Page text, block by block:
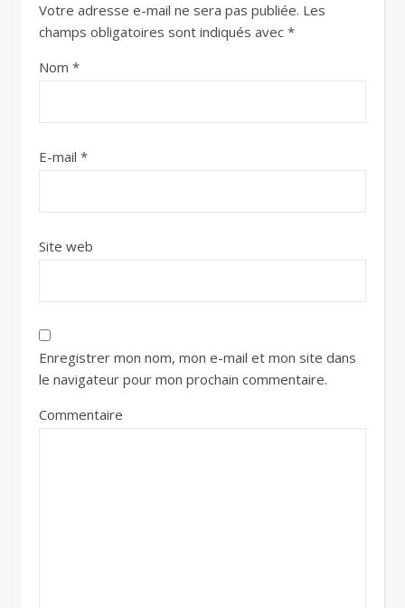
Votre adresse e-mail ne sera pas publiée. Les
champs obligatoires sont indiqués avec *
Nom *
E-mail *
Site web
Enregistrer mon nom, mon e-mail et mon site dans
le navigateur pour mon prochain commentaire.
Commentaire